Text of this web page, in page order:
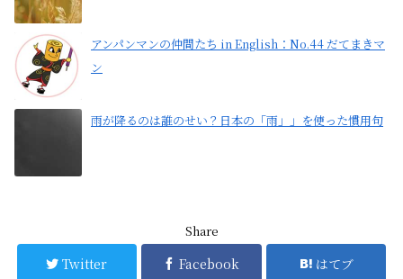
アンパンマンの仲間たち in English：No.44 だてまきマ
ン
雨が降るのは誰のせい？日本の「雨」」を使った慣用句
Share
Twitter Facebook はてブ